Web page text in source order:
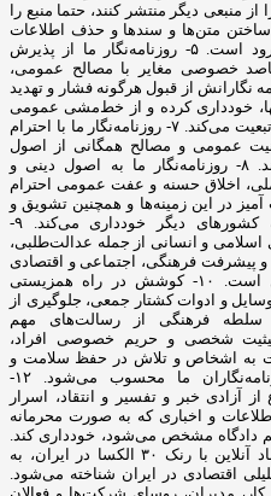
از منبعی دیگر منتشر کنند، حتما منبع را
ساختن متن‌ها و سندها و حذف اطلاعات
اساسی رویدادها در اقتصاد آنلاین مطرود است. ۵- روزنامه‌نگار ما از پذیرش
خصوصی مغایر با مصالح عمومی،
و روزنامه نگارانش از قبول هرگونه فشار و تهدید
خودداری کرده و از خط‌مشی عمومی
رسانه و اصول شرافت حرفه ای خویش تبعیت می‌کند. ۷- روزنامه‌نگار ما با احترام
عمومی و مصالح همگانی از اصول
شرافت حرفه‌ای خویشتن تبعیت می‌کند. ۸- روزنامه‌نگار ما به اصول دینی و
اخلاق حسنه و عفت عمومی احترام
در این زمینه‌ها و همچنین تشویق و
تحریک به جنگ تجاوزکارانه نسبت به کشورهای دیگر خودداری می‌کند. ۹-
و انسانی از جمله عدالت‌طلبی،
و پیشرفت فرهنگی، اجتماعی و اقتصادی
ملت‌ها و فرهنگ‌ها، احترام خاص قائل است. ۱۰- کوشش در راه همزیستی
و ادوات کشتار جمعی، جلوگیری از
سلطه فرهنگی از رسالت‌های مهم
۱۱- احترام به حیثیت شخصی و حریم خصوصی افراد،
به اشخاص و تلاش در حفظ سلامت و
آرامش روانی جامعه از وظایف روزنامه‌نگاران ما محسوب می‌شود. ۱۲-
آزادی خبر و تفسیر و انتقاد، اسرار
و اخباری که به صورت محرمانه
دادگاه مشخص می‌شود، خودداری کند.
اقتصاد آنلاین با رنک ۳۰ الکسا در ایران، به
اقتصادی در ایران شناخته می‌شود.
مدیران، روسای شرکت‌ها و فعالان